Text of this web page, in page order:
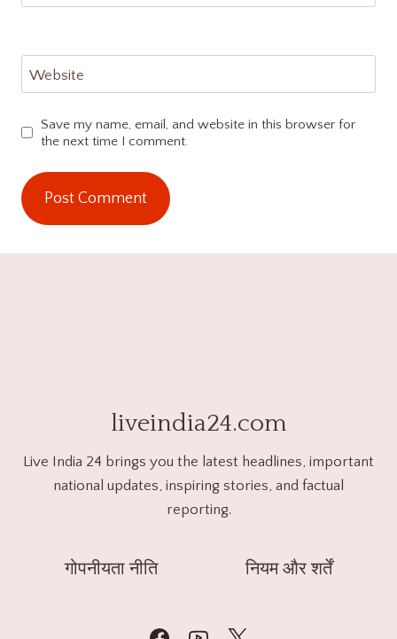
Website
Save my name, email, and website in this browser for
the next time I comment.
liveindia24.com
Live India 24 brings you the latest headlines, important
national updates, inspiring stories, and factual
reporting.
गोपनीयता नीति नियम और शर्तें